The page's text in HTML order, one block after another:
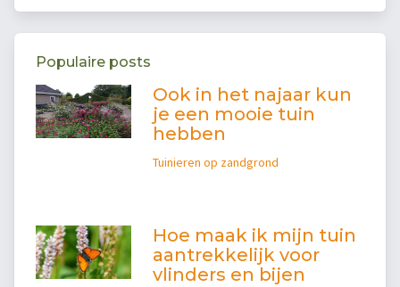
Populaire posts
Ook in het najaar kun
je een mooie tuin
hebben
Tuinieren op zandgrond
Hoe maak ik mijn tuin
aantrekkelijk voor
vlinders en bijen